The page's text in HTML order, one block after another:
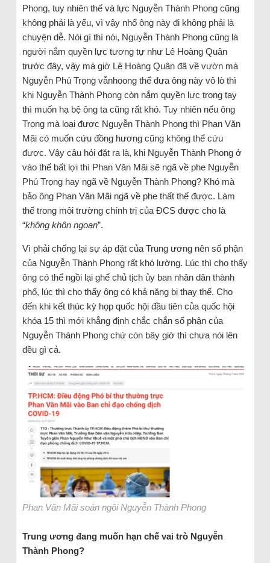
Phong, tuy nhiên thế và lực Nguyễn Thành Phong cũng
không phải là yếu, vì vậy nhổ ông này đi không phải là
chuyện dễ. Nói gì thì nói, Nguyễn Thành Phong cũng là
người nắm quyền lực tương tự như Lê Hoàng Quân
trước đây, vậy mà giờ Lê Hoàng Quân đã về vườn mà
Nguyễn Phú Trọng vẫnhoong thể đưa ông này vô lò thì
khi Nguyễn Thành Phong còn nắm quyền lực trong tay
thì muốn hạ bệ ông ta cũng rất khó. Tuy nhiên nếu ông
Trọng mà loại được Nguyễn Thành Phong thì Phan Văn
Mãi có muốn cứu đồng hương cũng không thể cứu
được. Vậy câu hỏi đặt ra là, khi Nguyễn Thành Phong ở
vào thế bất lợi thì Phan Văn Mãi sẽ ngã về phe Nguyễn
Phú Trọng hay ngã về Nguyễn Thành Phong? Khó mà
bảo ông Phan Văn Mãi ngã về phe thất thế được. Làm
thế trong môi trường chính trị của ĐCS được cho là
“không khôn ngoan”.
Vì phải chống lại sự áp đặt của Trung ương nên số phận
của Nguyễn Thành Phong rất khó lường. Lúc thì cho thấy
ông có thể ngồi lại ghế chủ tịch ủy ban nhân dân thành
phố, lúc thì cho thấy ông có khả năng bị thay thế. Cho
đến khi kết thúc kỳ họp quốc hội đầu tiên của quốc hội
khóa 15 thì mới khẳng định chắc chắn số phận của
Nguyễn Thành Phong chứ còn bây giờ thì chưa nói lên
đều gì cả.
Phan Văn Mãi soán ngôi Nguyễn Thành Phong
Trung ương đang muốn hạn chế vai trò Nguyễn
Thành Phong?